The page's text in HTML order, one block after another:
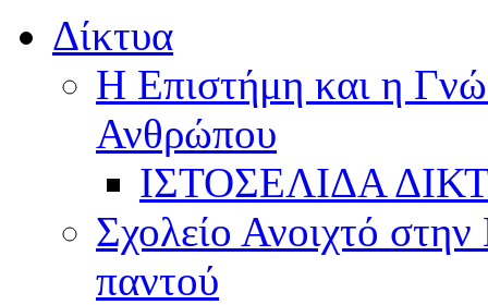
Δίκτυα
Η Επιστήμη και η
Ανθρώπου
ΙΣΤΟΣΕΛΙΔΑ
Σχολείο Ανοιχτό
παντού